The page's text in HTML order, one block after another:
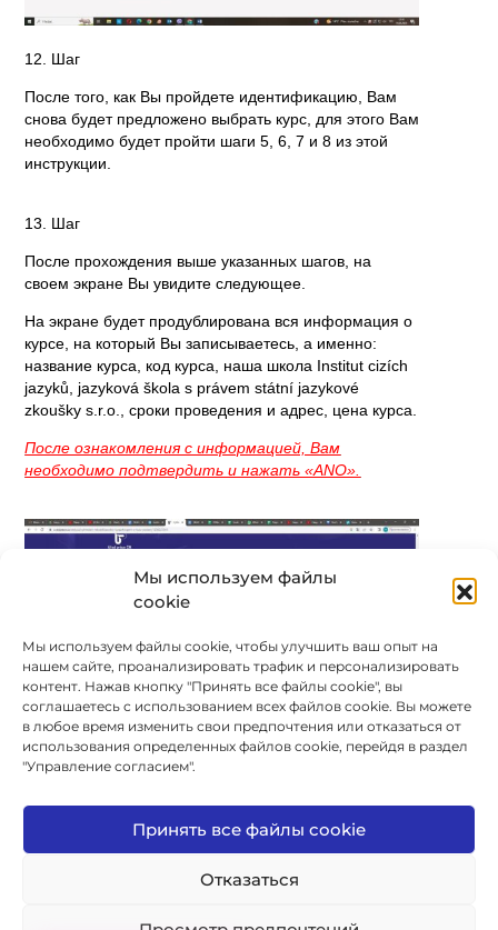
Мы используем файлы
cookie
Мы используем файлы cookie, чтобы улучшить ваш опыт на
нашем сайте, проанализировать трафик и персонализировать
контент. Нажав кнопку "Принять все файлы cookie", вы
соглашаетесь с использованием всех файлов cookie. Вы можете
в любое время изменить свои предпочтения или отказаться от
использования определенных файлов cookie, перейдя в раздел
"Управление согласием".
Принять все файлы cookie
Отказаться
12. Шаг
После того, как Вы пройдете идентификацию, Вам
снова будет предложено выбрать курс, для этого Вам
необходимо будет пройти шаги 5, 6, 7 и 8 из этой
инструкции.
13. Шаг
После прохождения выше указанных шагов, на
своем экране Вы увидите следующее.
На экране будет продублирована вся информация о
курсе, на который Вы записываетесь, а именно:
название курса, код курса, наша школа Institut cizích
jazyků, jazyková škola s právem státní jazykové
zkoušky s.r.o., сроки проведения и адрес, цена курса.
После ознакомления с информацией, Вам
необходимо подтвердить и нажать «ANO».
14. Шаг
После подтверждения Вы увидите заявку на курс,
которую необходимо заполнить.